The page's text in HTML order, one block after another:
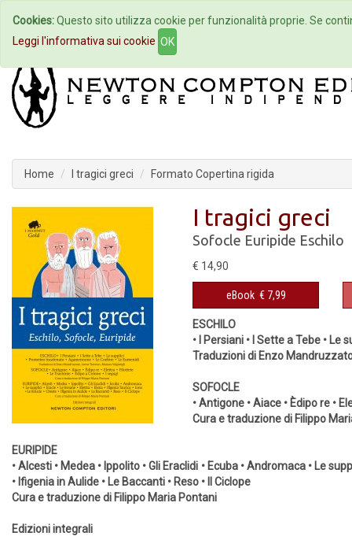
Home Autori Eventi
Home I tragici greci Formato Copertina rigida
I tragici greci
Sofocle Euripide Eschilo
€ 14,90
eBook € 7,99
ESCHILO
• I Persiani • I Sette a Tebe •
Traduzioni di Enzo
SOFOCLE
• Antigone • Aiace • Èdipo re •
Cura e traduzione di Filippo
EURIPIDE
• Alcesti • Medea • Ippolito • Gli Eraclidi • Ecuba • Andromaca • Le
• Ifigenia in Aulide • Le Baccanti • Reso • Il Ciclope
Cura e traduzione di Filippo Maria Pontani
Edizioni integrali
Cookies:Questo sito utilizza cookie per funzionalità proprie. Se
Leggi l'informativa sui cookie OK